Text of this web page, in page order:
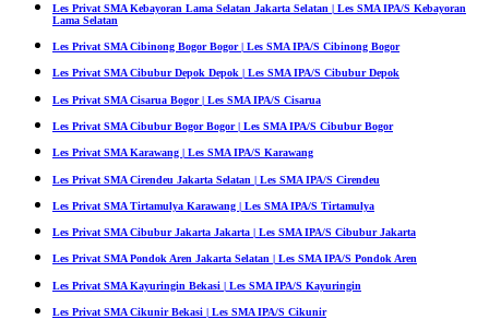
Les Privat SMA Kebayoran Lama Selatan Jakarta Selatan | Les SMA IPA/S Kebayoran
Lama Selatan
Les Privat SMA Cibinong Bogor Bogor | Les SMA IPA/S Cibinong Bogor
Les Privat SMA Cibubur Depok Depok | Les SMA IPA/S Cibubur Depok
Les Privat SMA Cisarua Bogor | Les SMA IPA/S Cisarua
Les Privat SMA Cibubur Bogor Bogor | Les SMA IPA/S Cibubur Bogor
Les Privat SMA Karawang | Les SMA IPA/S Karawang
Les Privat SMA Cirendeu Jakarta Selatan | Les SMA IPA/S Cirendeu
Les Privat SMA Tirtamulya Karawang | Les SMA IPA/S Tirtamulya
Les Privat SMA Cibubur Jakarta Jakarta | Les SMA IPA/S Cibubur Jakarta
Les Privat SMA Pondok Aren Jakarta Selatan | Les SMA IPA/S Pondok Aren
Les Privat SMA Kayuringin Bekasi | Les SMA IPA/S Kayuringin
Les Privat SMA Cikunir Bekasi | Les SMA IPA/S Cikunir